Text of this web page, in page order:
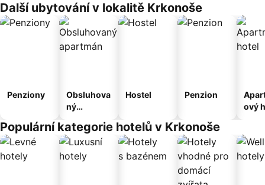
Další ubytování v lokalitě Krkonoše
Penziony
Obsluhova
ný
Hostel Penzion
ový
Populární kategorie hotelů v Krkonoše